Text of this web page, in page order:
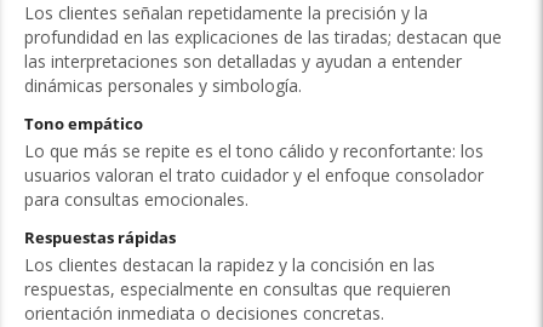
Los clientes señalan repetidamente la precisión y la
profundidad en las explicaciones de las tiradas; destacan que
las interpretaciones son detalladas y ayudan a entender
dinámicas personales y simbología.
Tono empático
Lo que más se repite es el tono cálido y reconfortante: los
usuarios valoran el trato cuidador y el enfoque consolador
para consultas emocionales.
Respuestas rápidas
Los clientes destacan la rapidez y la concisión en las
respuestas, especialmente en consultas que requieren
orientación inmediata o decisiones concretas.